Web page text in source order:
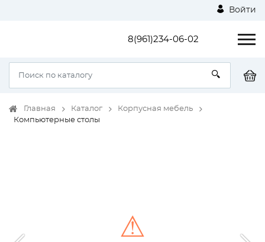
Войти
8(961)234-06-02
Главная Каталог
Корпусная мебель
Компьютерные столы
⚠